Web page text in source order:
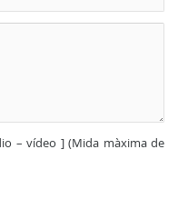
– vídeo ] (Mida màxima de